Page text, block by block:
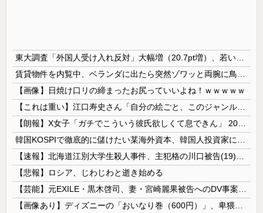
【画像】日焼け口リの締まったお尻っていいよね！ｗｗｗｗｗ
【悲報】ロシア、じわじわと逝き始める